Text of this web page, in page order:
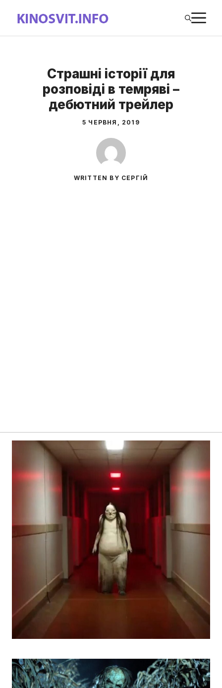
вмісту
Страшні історії для
розповіді в темряві –
дебютний трейлер
5 ЧЕРВНЯ, 2019
WRITTEN BY СЕРГІЙ